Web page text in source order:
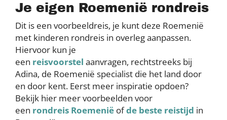
Je eigen Roemenië rondreis
Dit is een voorbeeldreis, je kunt deze Roemenië
met kinderen rondreis in overleg aanpassen.
Hiervoor kun je
een reisvoorstel aanvragen, rechtstreeks bij
Adina, de Roemenië specialist die het land door
en door kent. Eerst meer inspiratie opdoen?
Bekijk hier meer voorbeelden voor
een rondreis Roemenië ofde beste reistijd in